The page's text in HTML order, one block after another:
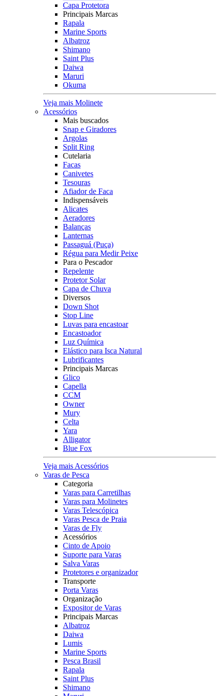
Capa Protetora
Principais Marcas
Rapala
Marine Sports
Albatroz
Shimano
Saint Plus
Daiwa
Maruri
Okuma
Veja mais Molinete
Acessórios
Mais buscados
Snap e Giradores
Argolas
Split Ring
Cutelaria
Facas
Canivetes
Tesouras
Afiador de Faca
Indispensáveis
Alicates
Aeradores
Balanças
Lanternas
Passaguá (Puça)
Régua para Medir Peixe
Para o Pescador
Repelente
Protetor Solar
Capa de Chuva
Diversos
Down Shot
Stop Line
Luvas para encastoar
Encastoador
Luz Química
Elástico para Isca Natural
Lubrificantes
Principais Marcas
Glico
Capella
CCM
Owner
Mury
Celta
Yara
Alligator
Blue Fox
Veja mais Acessórios
Varas de Pesca
Categoria
Varas para Carretilhas
Varas para Molinetes
Varas Telescópica
Varas Pesca de Praia
Varas de Fly
Acessórios
Cinto de Apoio
Suporte para Varas
Salva Varas
Protetores e organizador
Transporte
Porta Varas
Organização
Expositor de Varas
Principais Marcas
Albatroz
Daiwa
Lumis
Marine Sports
Pesca Brasil
Rapala
Saint Plus
Shimano